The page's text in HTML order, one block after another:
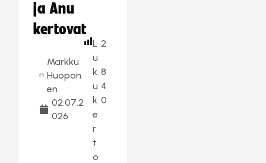
ja Anu
kertovat
Markku
Huopon
en
02.07.2
026
L
u
k
u
k
e
r
t
o
2
8
4
0